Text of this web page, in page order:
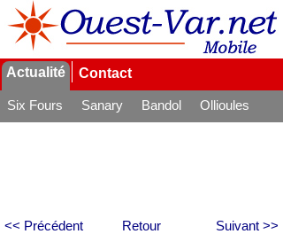
Actualité Contact
Six Fours Sanary Bandol
Ollioules
Retour
<< Précédent Suivant >>